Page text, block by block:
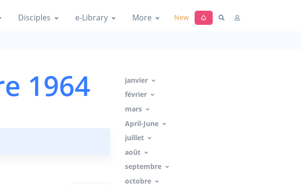
Disciples e-Library More New
janvier
février
mars
April-June
juillet
août
septembre
octobre
1964